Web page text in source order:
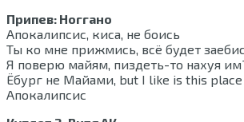
Припев: Ноггано
Апокалипсис, киса, не боись
Ты ко мне прижмись, всё будет
Я поверю майям, пиздеть-то нахуя
Ёбург не Майами, but I like is this place
Апокалипсис